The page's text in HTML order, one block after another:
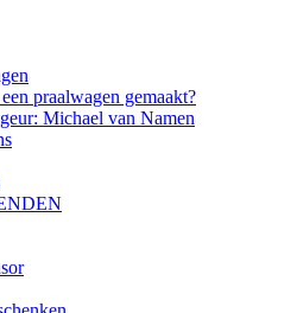
praalwagen gemaakt?
Michael van Namen